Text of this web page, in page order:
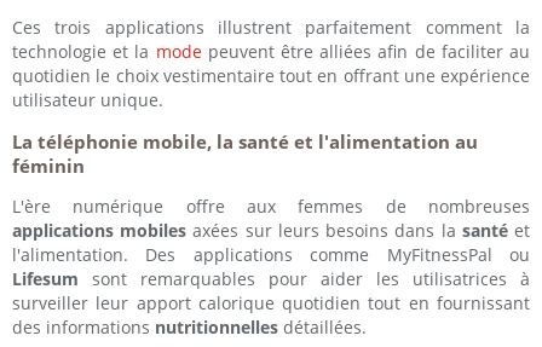
Ces trois applications illustrent parfaitement comment la
technologie et la modepeuvent être alliées afin de faciliter au
quotidien le choix vestimentaire tout en offrant une expérience
utilisateur unique.
La téléphonie mobile, la santé et l'alimentation au
féminin
L'ère numérique offre aux femmes de nombreuses
applications mobiles axées sur leurs besoins dans la santéet
l'alimentation. Des applications comme MyFitnessPal ou
Lifesum sont remarquables pour aider les utilisatrices à
surveiller leur apport calorique quotidien tout en fournissant
des informations nutritionnelles détaillées.